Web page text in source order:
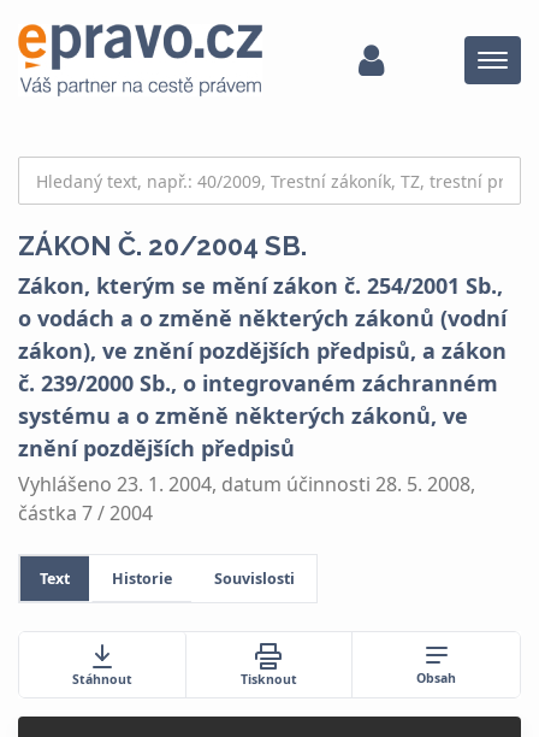
Menu
ZÁKON Č. 20/2004 SB.
Zákon, kterým se mění zákon č. 254/2001 Sb.,
o vodách a o změně některých zákonů (vodní
zákon), ve znění pozdějších předpisů, a zákon
č. 239/2000 Sb., o integrovaném záchranném
systému a o změně některých zákonů, ve
znění pozdějších předpisů
Vyhlášeno 23. 1. 2004, datum účinnosti 28. 5. 2008,
částka 7 / 2004
Text Historie Souvislosti
Stáhnout Tisknout Obsah